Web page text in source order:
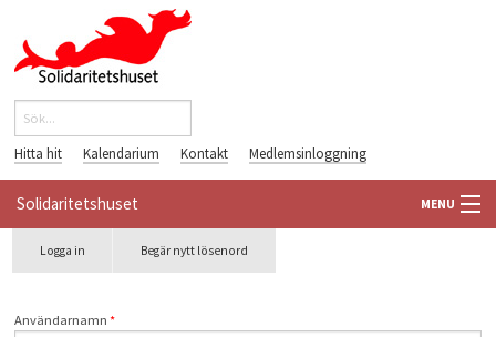
Hoppa till huvudinnehåll
Sökformulär
Hitta hit Kalendarium Kontakt Medlemsinloggning
Solidaritetshuset MENU
HEM
Primära flikar
Logga in Begär nytt lösenord
Användarnamn*